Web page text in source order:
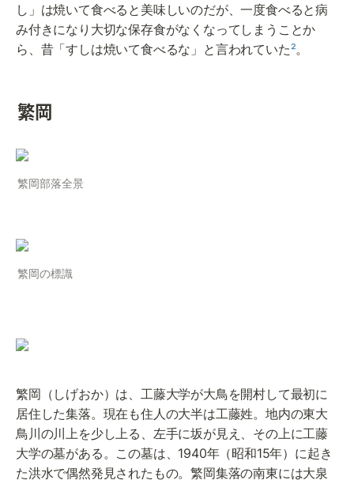
し」は焼いて食べると美味しいのだが、一度食べると病
み付きになり大切な保存食がなくなってしまうことか
ら、昔「すしは焼いて食べるな」と言われていた²。
繁岡
繁岡部落全景
繁岡の標識
繁岡（しげおか）は、工藤大学が大鳥を開村して最初に
居住した集落。現在も住人の大半は工藤姓。地内の東大
鳥川の川上を少し上る、左手に坂が見え、その上に工藤
大学の墓がある。この墓は、1940年（昭和15年）に起き
た洪水で偶然発見されたもの。繁岡集落の南東には大泉